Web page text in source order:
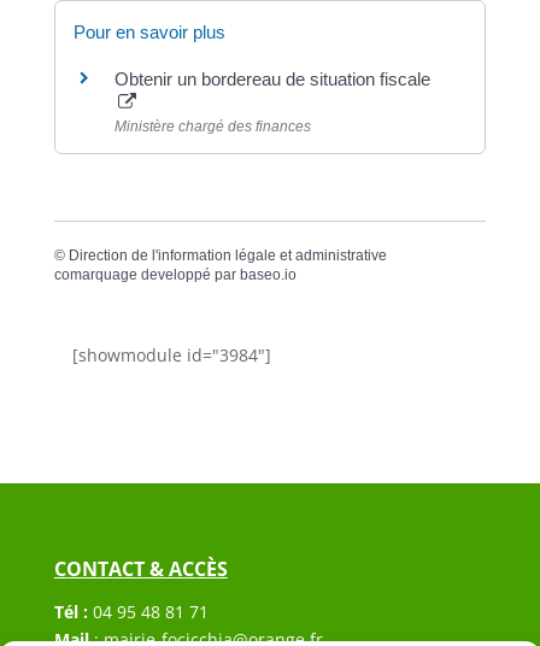
Pour en savoir plus
Obtenir un bordereau de situation fiscale
Ministère chargé des finances
© Direction de l'information légale et administrative
comarquage developpé par baseo.io
[showmodule id="3984"]
CONTACT & ACCÈS
Tél : 04 95 48 81 71
Mail:mairie-focicchia@orange.fr